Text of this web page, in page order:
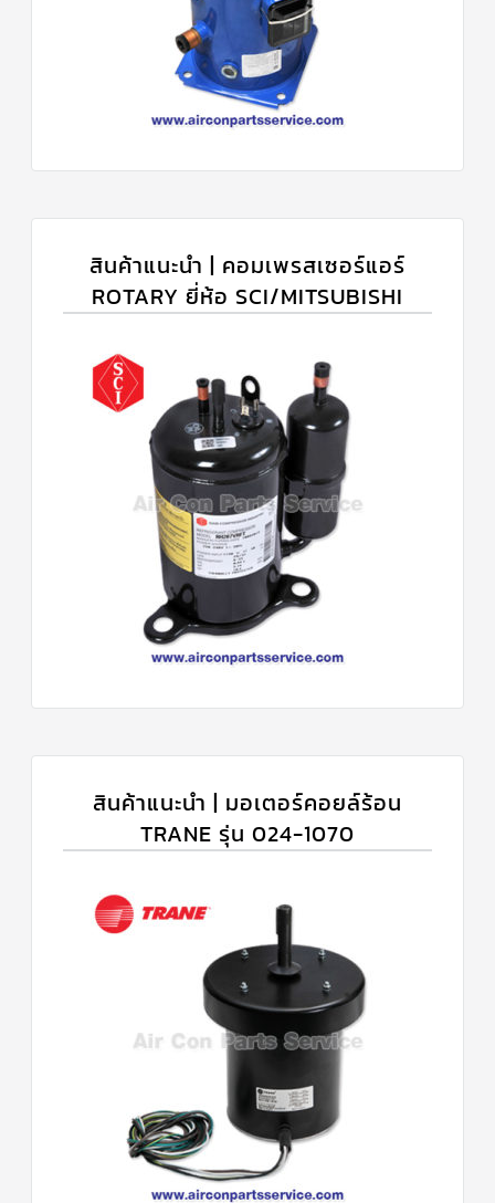
สินค้าแนะนำ | คอมเพรสเซอร์แอร์
ROTARY ยี่ห้อ SCI/MITSUBISHI
สินค้าแนะนำ | มอเตอร์คอยล์ร้อน
TRANE รุ่น 024-1070